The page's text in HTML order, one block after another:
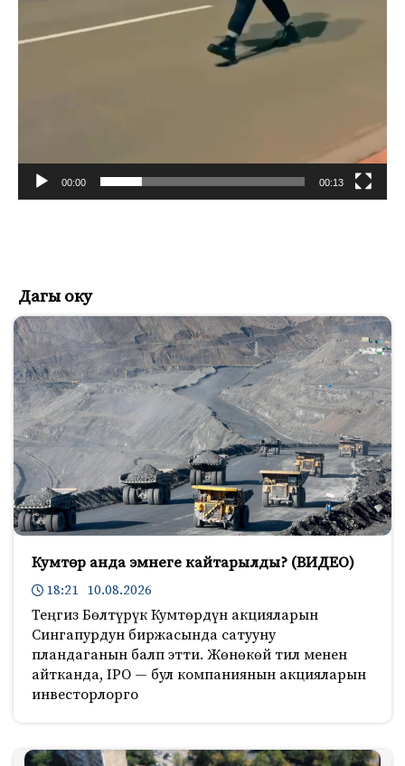
00:00 00:13
Дагы оку
Кумтөр анда эмнеге кайтарылды? (ВИДЕО)
18:21 10.08.2026
Теңгиз Бөлтүрүк Кумтөрдүн акцияларын
Сингапурдун биржасында сатууну
пландаганын балп этти. Жөнөкөй тил менен
айтканда, IPO — бул компаниянын акцияларын
инвесторлорго